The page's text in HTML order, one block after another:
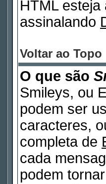
HTML
assinalando
Voltar ao Topo
O que são
Smileys, ou
podem ser
caracteres,
completa de
cada
podem